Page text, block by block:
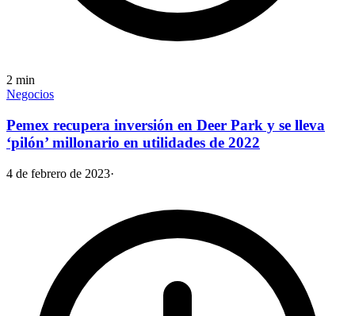
2 min
Negocios
Pemex recupera inversión en Deer Park y se lleva
‘pilón’ millonario en utilidades de 2022
4 de febrero de 2023·